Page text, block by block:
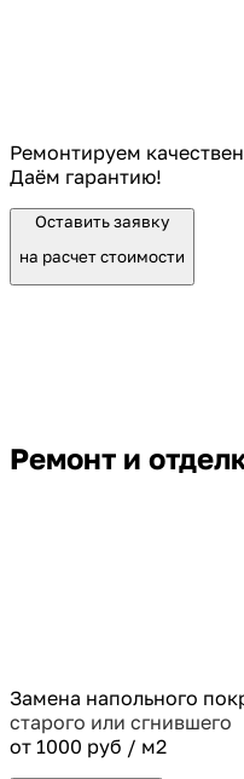
Ремонтируем
Даём гарантию!
Оставить заявку
на расчет стоимости
Ремонт и
Замена напольного
старого или сгнившего
от 1000 руб / м2